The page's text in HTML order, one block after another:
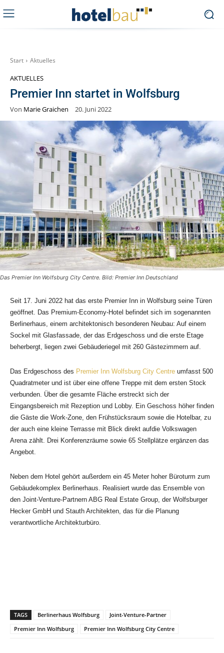
Start Aktuelles
AKTUELLES
Premier Inn startet in Wolfsburg
Von Marie Graichen 20. Juni 2022
Das Premier Inn Wolfsburg City Centre. Bild: Premier Inn Deutschland
Seit 17. Juni 2022 hat das erste Premier Inn in Wolfsburg seine Türen
geöffnet. Das Premium-Economy-Hotel befindet sich im sogenannten
Berlinerhaus, einem architektonisch besonderen Neubau: Auf einem
Sockel mit Glasfassade, der das Erdgeschoss und die erste Etage
beherbergt, liegen zwei Gebäuderiegel mit 260 Gästezimmern auf.
Das Erdgeschoss des Premier Inn Wolfsburg City Centre umfasst 500
Quadratmeter und ist über eine offene Treppe mit dem ersten Stock
verbunden. Über die gesamte Fläche erstreckt sich der
Eingangsbereich mit Rezeption und Lobby. Ein Geschoss höher finden
die Gäste die Work-Zone, den Frühstücksraum sowie die Hotelbar, zu
der auch eine kleine Terrasse mit Blick direkt aufdie Volkswagen
Arena zählt. Drei Konferenzräume sowie 65 Stellplätze ergänzen das
Angebot.
Neben dem Hotel gehört außerdem ein 45 Meter hoher Büroturm zum
Gebäudekomplex Berlinerhaus. Realisiert wurde das Ensemble von
den Joint-Venture-Partnern ABG Real Estate Group, der Wolfsburger
Hecker GmbH und Stauth Architekten, das für die Planung
verantwortliche Architekturbüro.
TAGS Berlinerhaus Wolfsburg
Joint-Venture-Partner
Premier Inn Wolfsburg
Premier Inn Wolfsburg City Centre